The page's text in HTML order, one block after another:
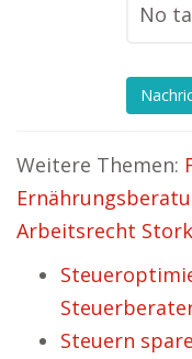
No
Weitere Themen:
Arbeitsrecht
Steuern